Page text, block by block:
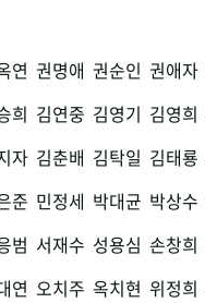
연 권명애 권순인 권애자
희 김연중 김영기 김영희
자 김춘배 김탁일 김태룡
준 민정세 박대균 박상수
범 서재수 성용심 손창희
연 오치주 옥치현 위정희